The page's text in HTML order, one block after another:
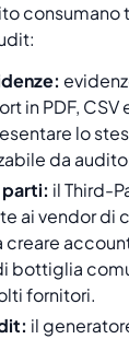
consumano
in PDF, CSV
lo
da
il Third-
ai vendor di
creare
bottiglia
fornitori.
il